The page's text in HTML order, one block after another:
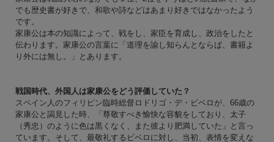
でも歴史書が好きで、和歌や詩などはあまり好きではなかったよう
です。
家康公は本の知識によって、戦をし、家臣を育成し、政治をしたと
伝わります。家康公の言葉に「道理を諭し知らんとならば、書籍よ
り外には無し。」とあります。
戦国時代、外国人は家康公をどう評価していた？
スペイン人のフィリピン臨時総督ロドリゴ・デ・ビベロが、66歳の
家康公と謁見した時、「尊敬すべき愉快な容貌をしており、太子
（秀忠）のように色は黒くなく、また彼より肥満していた」と言っ
ています。そして、最敬礼するビベロに対し、当初、表情を変えな